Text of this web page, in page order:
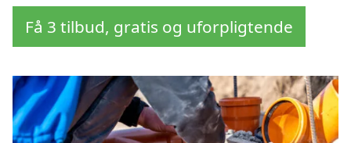
Få 3 tilbud, gratis og uforpligtende